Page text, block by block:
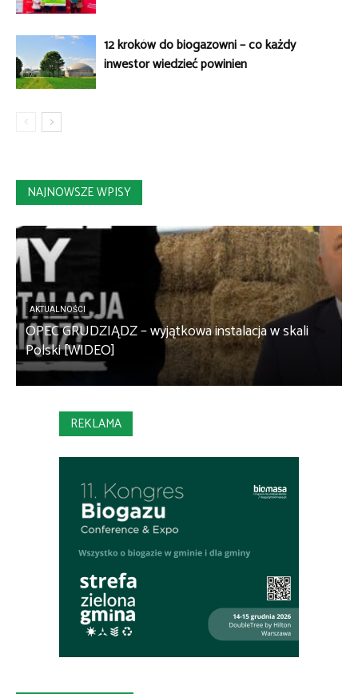
12 kroków do biogazowni – co każdy
inwestor wiedzieć powinien
NAJNOWSZE WPISY
AKTUALNOŚCI
OPEC GRUDZIĄDZ – wyjątkowa instalacja w skali
Polski [WIDEO]
REKLAMA